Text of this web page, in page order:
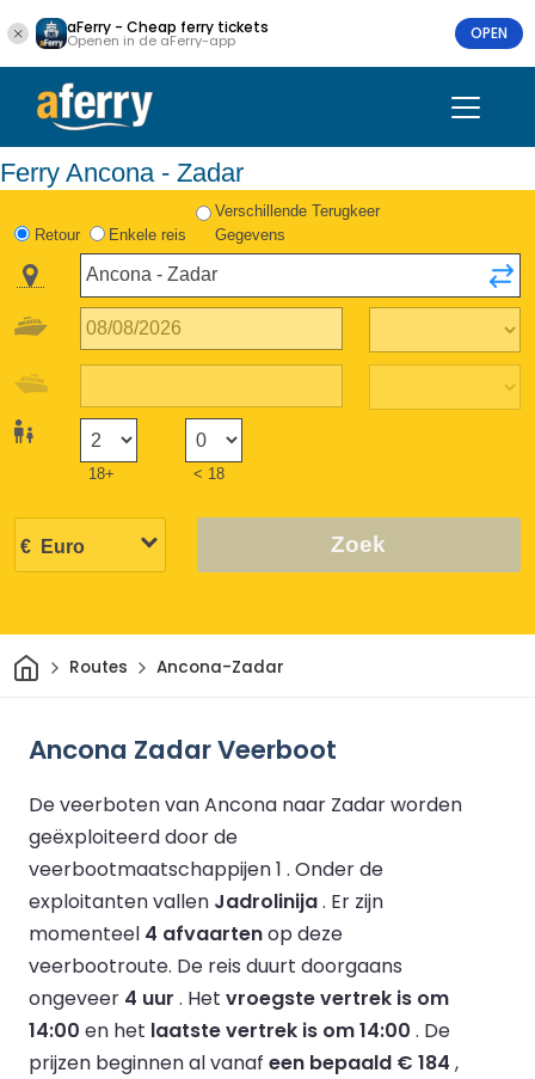
aFerry - Cheap ferry tickets
Openen in de aFerry-app OPEN
Ferry Ancona - Zadar
Retour Enkele reis
Verschillende Terugkeer
Gegevens
18+ < 18
Zoek
ThuisRoutes Ancona-Zadar
Ancona Zadar Veerboot
De veerboten van Ancona naar Zadar worden
geëxploiteerd door de
veerbootmaatschappijen 1 . Onder de
exploitanten vallen Jadrolinija. Er zijn
momenteel 4 afvaartenop deze
veerbootroute. De reis duurt doorgaans
ongeveer 4 uur . Het vroegste vertrek is om
14:00 en het laatste vertrek is om 14:00 . De
prijzen beginnen al vanaf een bepaald € 184 ,